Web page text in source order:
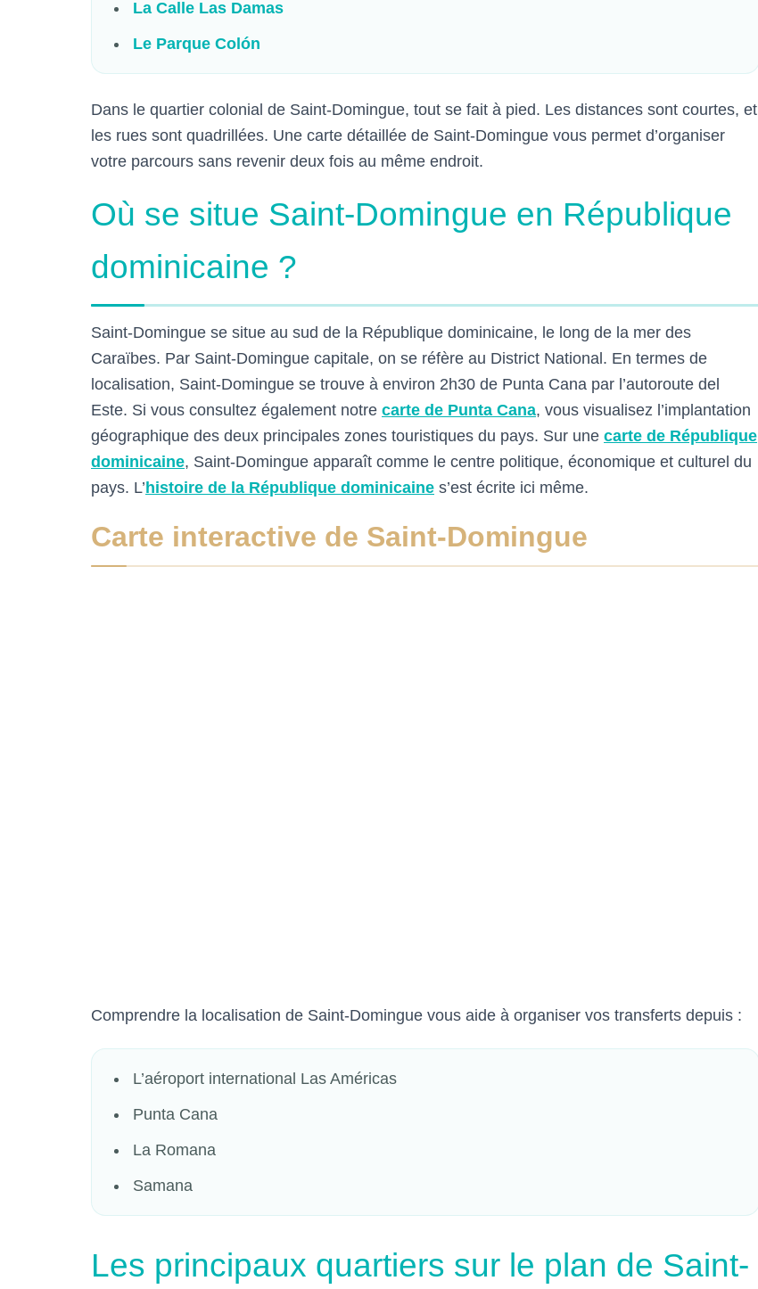
La Calle Las Damas
Le Parque Colón
Dans le quartier colonial de Saint-Domingue, tout se fait à pied. Les distances sont courtes, et
les rues sont quadrillées. Une carte détaillée de Saint-Domingue vous permet d’organiser
votre parcours sans revenir deux fois au même endroit.
Où se situe Saint-Domingue en République
dominicaine ?
Saint-Domingue se situe au sud de la République dominicaine, le long de la mer des
Caraïbes. Par Saint-Domingue capitale, on se réfère au District National. En termes de
localisation, Saint-Domingue se trouve à environ 2h30 de Punta Cana par l’autoroute del
Este. Si vous consultez également notre carte de Punta Cana, vous visualisez l’implantation
géographique des deux principales zones touristiques du pays. Sur une carte de République
dominicaine, Saint-Domingue apparaît comme le centre politique, économique et culturel du
pays. L’histoire de la République dominicaine s’est écrite ici même.
Carte interactive de Saint-Domingue
Comprendre la localisation de Saint-Domingue vous aide à organiser vos transferts depuis :
L’aéroport international Las Américas
Punta Cana
La Romana
Samana
Les principaux quartiers sur le plan de Saint-